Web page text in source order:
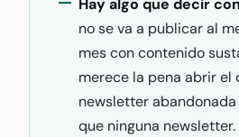
Hay algo que decir
no se va a publicar al
mes con contenido
merece la pena abrir el
newsletter
que ninguna newsletter.